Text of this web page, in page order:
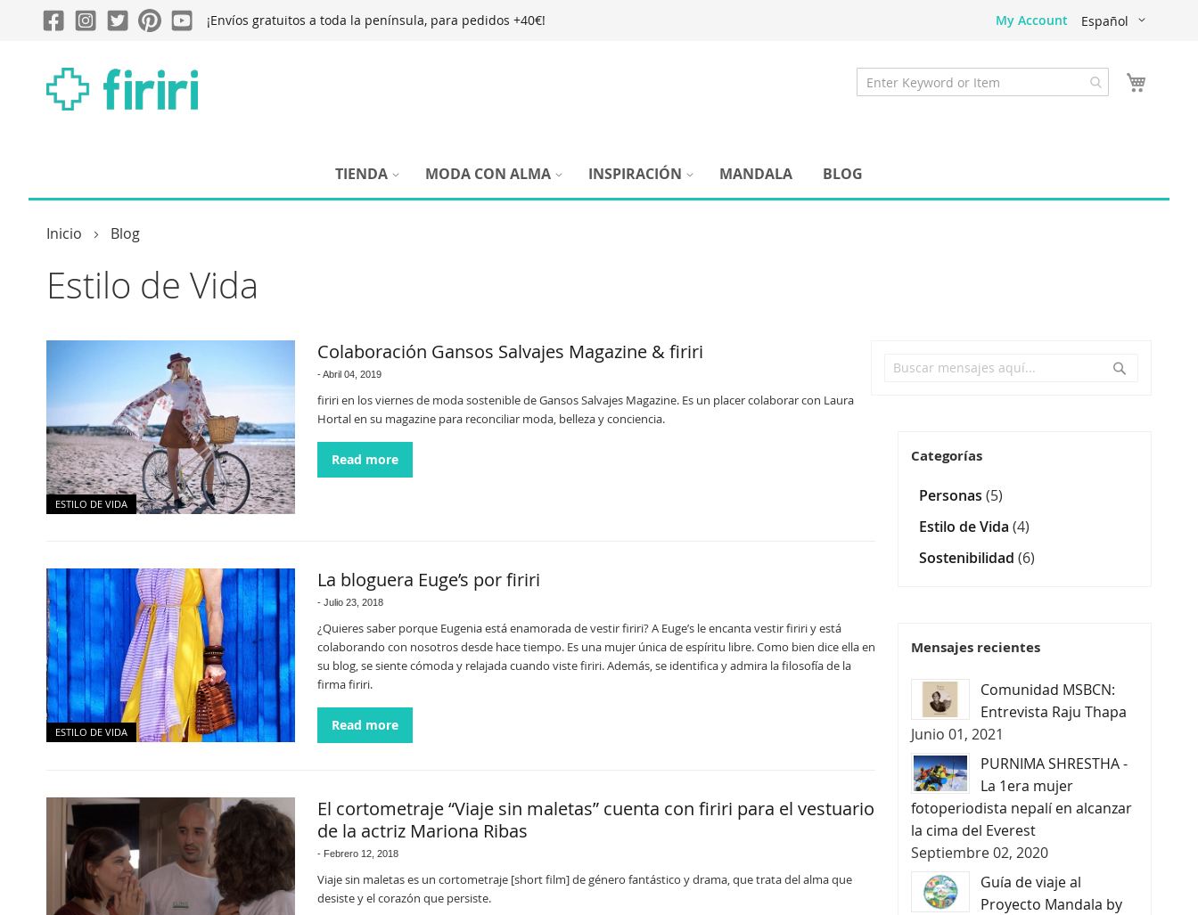
¡Envíos gratuitos a toda la península, para pedidos +40€! My Account Lenguaje
Español
TIENDA MODA CON ALMA INSPIRACIÓN MANDALA BLOG
Inicio Blog
Estilo de Vida
ESTILO DE VIDA
Colaboración Gansos Salvajes Magazine & firiri
-Abril 04, 2019
firiri en los viernes de moda sostenible de Gansos Salvajes Magazine. Es un placer colaborar con Laura
Hortal en su magazine para reconciliar moda, belleza y conciencia.
Read more
ESTILO DE VIDA
La bloguera Euge’s por firiri
- Julio 23, 2018
¿Quieres saber porque Eugenia está enamorada de vestir firiri? A Euge’s le encanta vestir firiri y está
colaborando con nosotros desde hace tiempo. Es una mujer única de espíritu libre. Como bien dice ella en
su blog, se siente cómoda y relajada cuando viste firiri. Además, se identifica y admira la filosofía de la
firma firiri.
Read more
El cortometraje “Viaje sin maletas” cuenta con firiri para el vestuario
de la actriz Mariona Ribas
- Febrero 12, 2018
Viaje sin maletas es un cortometraje [short film] de género fantástico y drama, que trata del alma que
desiste y el corazón que persiste.
Search
Categorías
Personas (5)
Estilo de Vida (4)
Sostenibilidad (6)
Mensajes recientes
Comunidad MSBCN:
Entrevista Raju Thapa
Junio 01, 2021
PURNIMA SHRESTHA -
La 1era mujer
fotoperiodista nepalí en alcanzar
la cima del Everest
Septiembre 02, 2020
Guía de viaje al
Proyecto Mandala by